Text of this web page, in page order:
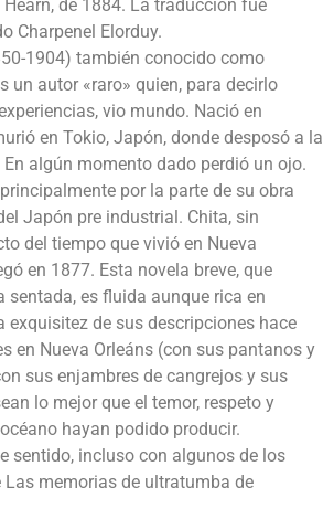
de 1884. La traducción fue
Charpenel Elorduy.
1904) también conocido como
un autor «raro» quien, para decirlo
vio mundo. Nació en
en Tokio, Japón, donde desposó a la
algún momento dado perdió un ojo.
por la parte de su obra
Japón pre industrial. Chita, sin
del tiempo que vivió en Nueva
en 1877. Esta novela breve, que
sentada, es fluida aunque rica en
exquisitez de sus descripciones hace
en Nueva Orleáns (con sus pantanos y
sus enjambres de cangrejos y sus
lo mejor que el temor, respeto y
hayan podido producir.
sentido, incluso con algunos de los
Las memorias de ultratumba de